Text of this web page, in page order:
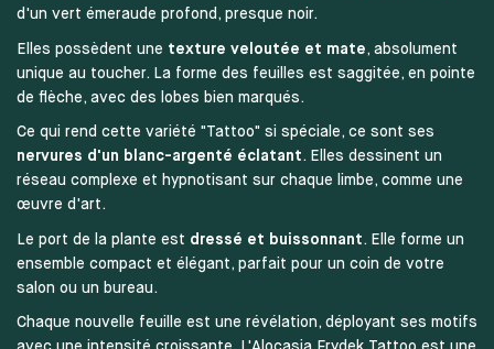
d'un vert émeraude profond, presque noir.
Elles possèdent une texture veloutée et mate , absolument
unique au toucher. La forme des feuilles est saggitée, en pointe
de flèche, avec des lobes bien marqués.
Ce qui rend cette variété "Tattoo" si spéciale, ce sont ses
nervures d'un blanc-argenté éclatant. Elles dessinent un
réseau complexe et hypnotisant sur chaque limbe, comme une
œuvre d'art.
Le port de la plante est dressé et buissonnant . Elle forme un
ensemble compact et élégant, parfait pour un coin de votre
salon ou un bureau.
Chaque nouvelle feuille est une révélation, déployant ses motifs